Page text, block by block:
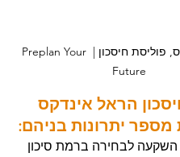
הראל אינדקס, פוליסת חיסכון | Preplan Your
Future
הראל אינדקס
יתרונות בניהם:
השקעה לבחירה ברמת סיכון